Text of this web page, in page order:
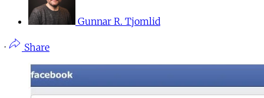
Gunnar R. Tjomlid
· Share